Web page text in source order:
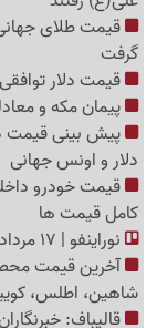
گرفت
قیمت دلار توافقی امروز
پیمان مکه و
دلار و اونس جهانی
کامل قیمت ها
نوراینفو | 17 مرداد؛ روز خبرنگار، روز پاسداران حقیقت و آگاهی
شاهین، اطلس،
قالیباف: